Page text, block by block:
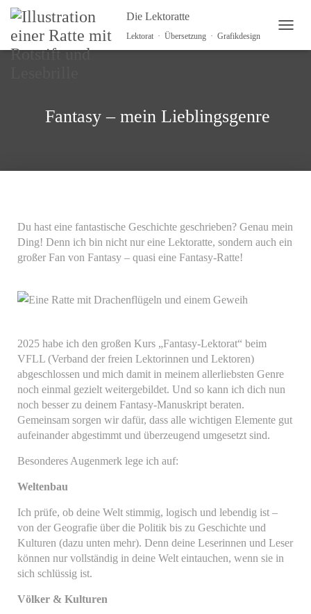
Die Lektoratte
Lektorat · Übersetzung · Grafikdesign
Fantasy – mein Lieblingsgenre
Du hast eine fantastische Geschichte geschrieben? Genau mein
Ding! Denn ich bin nicht nur eine Lektoratte, sondern auch ein
großer Fan von Fantasy – quasi eine Fantasy-Ratte!
2025 habe ich den großen Kurs „Fantasy-Lektorat“ beim
VFLL (Verband der freien Lektorinnen und Lektoren)
abgeschlossen und mich damit in meinem allerliebsten Genre
noch einmal gezielt weitergebildet. Und so kann ich dich nun
noch besser zu deinem Fantasy-Manuskript beraten.
Gemeinsam sorgen wir dafür, dass alle wichtigen Elemente gut
aufeinander abgestimmt und überzeugend umgesetzt sind.
Besonderes Augenmerk lege ich auf:
Weltenbau
Ich prüfe, ob deine Welt stimmig, logisch und lebendig ist –
von der Geografie über die Politik bis zu Geschichte und
Kulturen (dazu unten mehr). Denn deine Leserinnen und Leser
können nur vollständig in deine Welt eintauchen, wenn sie in
sich schlüssig ist.
Völker & Kulturen